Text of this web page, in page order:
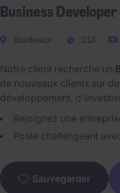
Business
Bordeaux CDI
Notre client recherche un
de nouveaux clients sur
développement,
Rejoignez une
Poste challengeant
Sauvegarder